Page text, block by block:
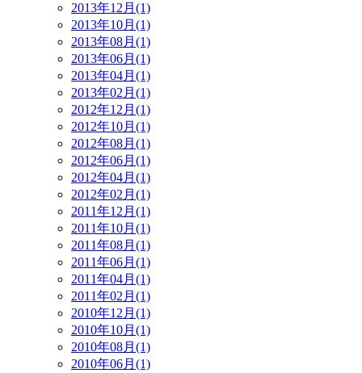
2013年12月(1)
2013年10月(1)
2013年08月(1)
2013年06月(1)
2013年04月(1)
2013年02月(1)
2012年12月(1)
2012年10月(1)
2012年08月(1)
2012年06月(1)
2012年04月(1)
2012年02月(1)
2011年12月(1)
2011年10月(1)
2011年08月(1)
2011年06月(1)
2011年04月(1)
2011年02月(1)
2010年12月(1)
2010年10月(1)
2010年08月(1)
2010年06月(1)